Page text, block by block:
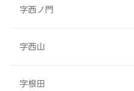
字西ノ門
字西山
字根田